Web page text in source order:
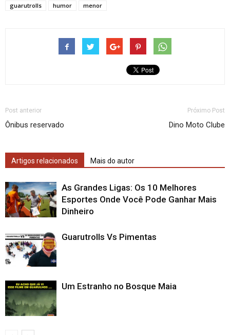
guarutrolls
humor menor
Post anterior
Ônibus reservado
Próximo Post
Dino Moto Clube
Artigos relacionados Mais do autor
As Grandes Ligas: Os 10 Melhores
Esportes Onde Você Pode Ganhar Mais
Dinheiro
Guarutrolls Vs Pimentas
Um Estranho no Bosque Maia